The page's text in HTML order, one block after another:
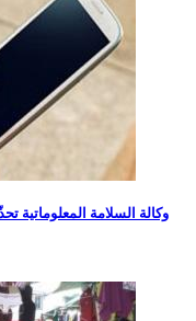
وكالة السلامة المعلوماتية